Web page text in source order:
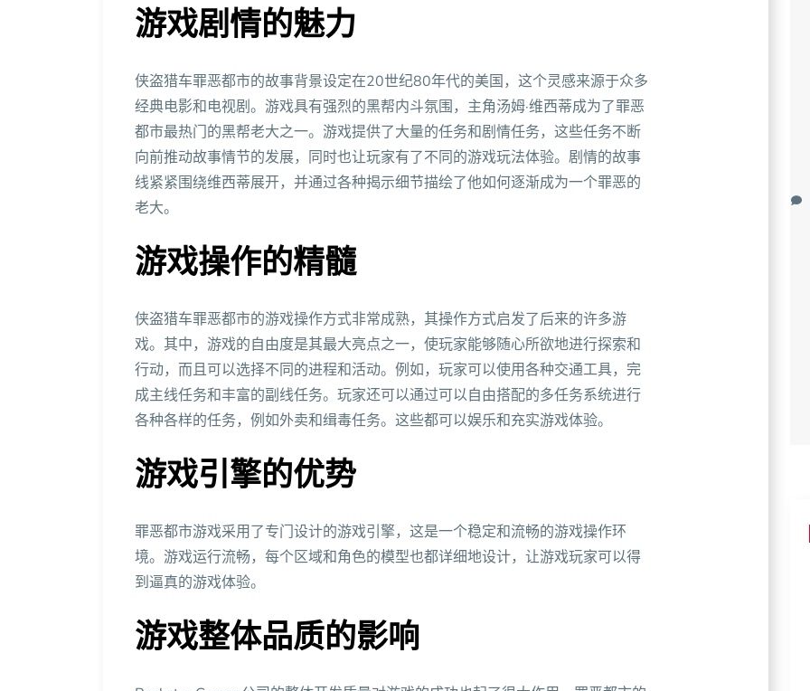
游戏剧情的魅力
侠盗猎车罪恶都市的故事背景设定在20世纪80年代的美国，这个灵感来源于众多
经典电影和电视剧。游戏具有强烈的黑帮内斗氛围，主角汤姆·维西蒂成为了罪恶
都市最热门的黑帮老大之一。游戏提供了大量的任务和剧情任务，这些任务不断
向前推动故事情节的发展，同时也让玩家有了不同的游戏玩法体验。剧情的故事
线紧紧围绕维西蒂展开，并通过各种揭示细节描绘了他如何逐渐成为一个罪恶的
老大。
游戏操作的精髓
侠盗猎车罪恶都市的游戏操作方式非常成熟，其操作方式启发了后来的许多游
戏。其中，游戏的自由度是其最大亮点之一，使玩家能够随心所欲地进行探索和
行动，而且可以选择不同的进程和活动。例如，玩家可以使用各种交通工具，完
成主线任务和丰富的副线任务。玩家还可以通过可以自由搭配的多任务系统进行
各种各样的任务，例如外卖和缉毒任务。这些都可以娱乐和充实游戏体验。
游戏引擎的优势
罪恶都市游戏采用了专门设计的游戏引擎，这是一个稳定和流畅的游戏操作环
境。游戏运行流畅，每个区域和角色的模型也都详细地设计，让游戏玩家可以得
到逼真的游戏体验。
游戏整体品质的影响